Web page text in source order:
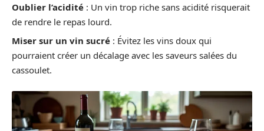
Oublier l’acidité : Un vin trop riche sans acidité risquerait
de rendre le repas lourd.
Miser sur un vin sucré : Évitez les vins doux qui
pourraient créer un décalage avec les saveurs salées du
cassoulet.